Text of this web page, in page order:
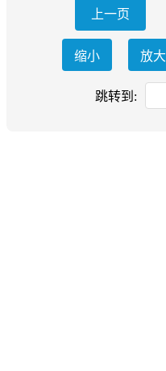
上一页
缩小 放大
跳转到: